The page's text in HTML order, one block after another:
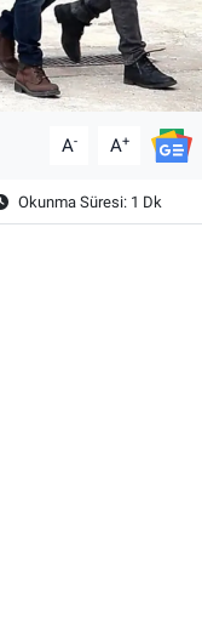
A- A+
Okunma Süresi: 1 Dk